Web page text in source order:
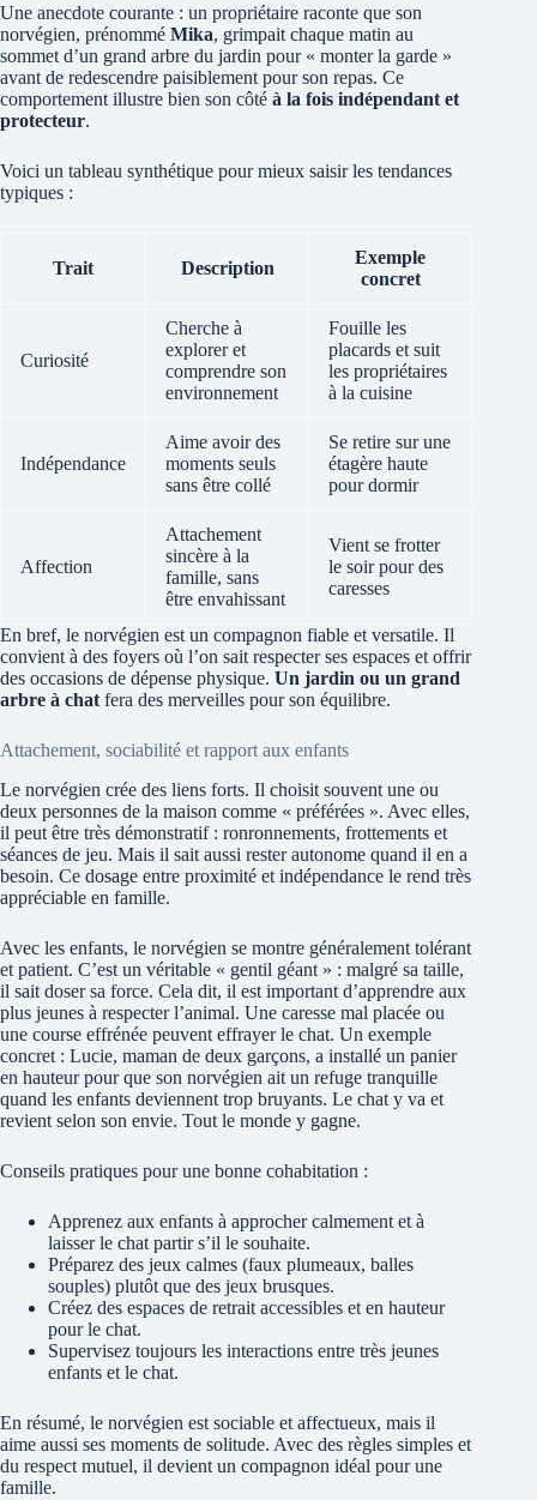
Une anecdote courante : un propriétaire raconte que son
norvégien, prénommé Mika, grimpait chaque matin au
sommet d’un grand arbre du jardin pour « monter la garde »
avant de redescendre paisiblement pour son repas. Ce
comportement illustre bien son côté à la fois indépendant et
protecteur.
Voici un tableau synthétique pour mieux saisir les tendances
typiques :
Trait Description
Exemple
concret
Curiosité
Cherche à
explorer et
comprendre son
environnement
Fouille les
placards et suit
les propriétaires
à la cuisine
Indépendance
Aime avoir des
moments seuls
sans être collé
Se retire sur une
étagère haute
pour dormir
Affection
Attachement
sincère à la
famille, sans
être envahissant
Vient se frotter
le soir pour des
caresses
En bref, le norvégien est un compagnon fiable et versatile. Il
convient à des foyers où l’on sait respecter ses espaces et offrir
des occasions de dépense physique. Un jardin ou un grand
arbre à chat fera des merveilles pour son équilibre.
Attachement, sociabilité et rapport aux enfants
Le norvégien crée des liens forts. Il choisit souvent une ou
deux personnes de la maison comme « préférées ». Avec elles,
il peut être très démonstratif : ronronnements, frottements et
séances de jeu. Mais il sait aussi rester autonome quand il en a
besoin. Ce dosage entre proximité et indépendance le rend très
appréciable en famille.
Avec les enfants, le norvégien se montre généralement tolérant
et patient. C’est un véritable « gentil géant » : malgré sa taille,
il sait doser sa force. Cela dit, il est important d’apprendre aux
plus jeunes à respecter l’animal. Une caresse mal placée ou
une course effrénée peuvent effrayer le chat. Un exemple
concret : Lucie, maman de deux garçons, a installé un panier
en hauteur pour que son norvégien ait un refuge tranquille
quand les enfants deviennent trop bruyants. Le chat y va et
revient selon son envie. Tout le monde y gagne.
Conseils pratiques pour une bonne cohabitation :
Apprenez aux enfants à approcher calmement et à
laisser le chat partir s’il le souhaite.
Préparez des jeux calmes (faux plumeaux, balles
souples) plutôt que des jeux brusques.
Créez des espaces de retrait accessibles et en hauteur
pour le chat.
Supervisez toujours les interactions entre très jeunes
enfants et le chat.
En résumé, le norvégien est sociable et affectueux, mais il
aime aussi ses moments de solitude. Avec des règles simples et
du respect mutuel, il devient un compagnon idéal pour une
famille.